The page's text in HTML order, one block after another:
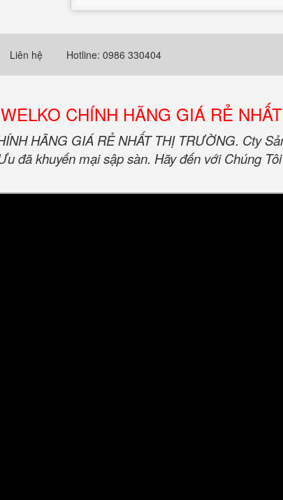
Liên hệ Hotline: 0986 330404
CHÍNH HÃNG GIÁ RẺ
HÃNG GIÁ RẺ NHẤT THỊ TRƯỜNG. Cty
đã khuyến mại sập sàn. Hãy đến với Chúng